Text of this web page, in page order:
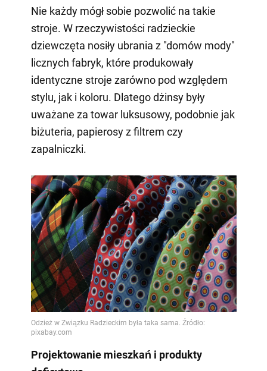
Nie każdy mógł sobie pozwolić na takie
stroje. W rzeczywistości radzieckie
dziewczęta nosiły ubrania z "domów mody"
licznych fabryk, które produkowały
identyczne stroje zarówno pod względem
stylu, jak i koloru. Dlatego dżinsy były
uważane za towar luksusowy, podobnie jak
biżuteria, papierosy z filtrem czy
zapalniczki.
Projektowanie mieszkań i produkty